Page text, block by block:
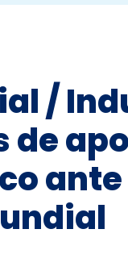
/
de
ante